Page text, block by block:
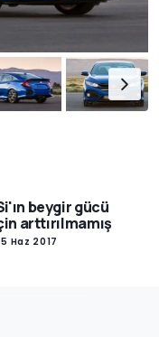
beygir gücü
arttırılmamış
5 Haz 2017